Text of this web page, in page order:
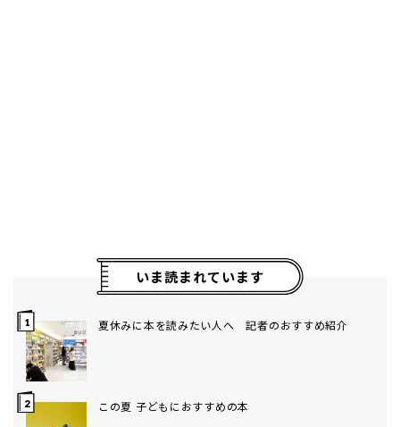
いま読まれています
夏休みに本を読みたい人へ 記者のおすすめ紹介
この夏 子どもにおすすめの本